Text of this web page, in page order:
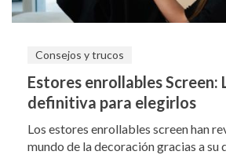
Consejos y trucos
Estores enrollables Screen:
definitiva para elegirlos
Los estores enrollables screen han
mundo de la decoración gracias a su